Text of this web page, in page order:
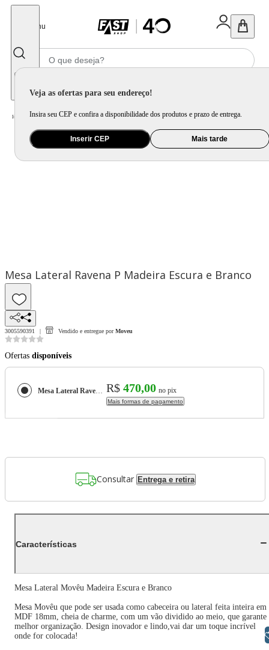
Menu
Veja as ofertas para seu endereço!
Insira seu CEP e confira a disponibilidade dos produtos e prazo de entrega.
Inserir CEP Mais tarde
Home Móveis e Decoração / Móveis para Sala de Estar / Mesa Lateral e de Centro
Mesa Lateral Ravena P Madeira Escura e Branco
3005590391 Vendido e entregue por Moveu
Ofertas disponíveis
Mesa Lateral Ravena P Madeira Escura e Branco R$ 470,00 no pix
Mais formas de pagamento
Consultar Entrega e retira
Características
Mesa Lateral Movêu Madeira Escura e Branco
Mesa Movêu que pode ser usada como cabeceira ou lateral feita inteira em
MDF 18mm, cheia de charme, com um vão dividido ao meio, que garante
melhor organização. Design inovador e lindo,vai dar um toque incrível
onde for colocada!